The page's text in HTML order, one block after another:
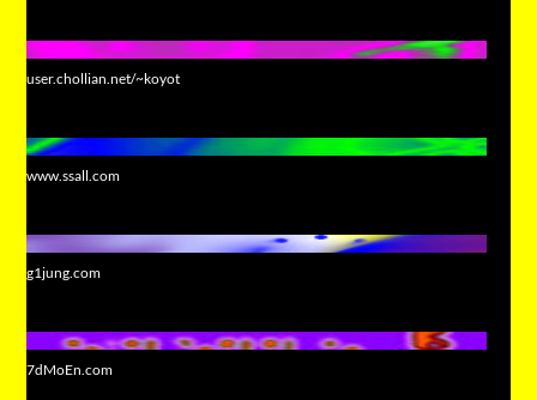
user.chollian.net/~koyot
www.ssall.com
g1jung.com
7dMoEn.com